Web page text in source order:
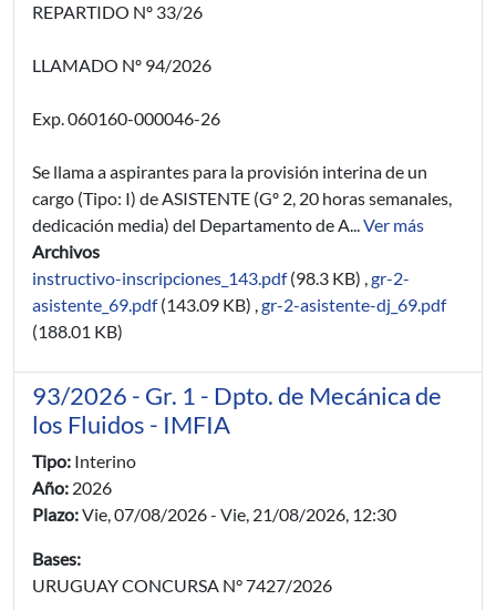
REPARTIDO Nº 33/26
LLAMADO Nº 94/2026
Exp. 060160-000046-26
Se llama a aspirantes para la provisión interina de un
cargo (Tipo: I) de ASISTENTE (Gº 2, 20 horas semanales,
dedicación media) del Departamento de A...Ver más
Archivos
instructivo-inscripciones_143.pdf (98.3 KB) ,gr-2-
asistente_69.pdf (143.09 KB) ,gr-2-asistente-dj_69.pdf
(188.01 KB)
93/2026 - Gr. 1 - Dpto. de Mecánica de
los Fluidos - IMFIA
Tipo: Interino
Año: 2026
Plazo:Vie, 07/08/2026- Vie, 21/08/2026, 12:30
Bases:
URUGUAY CONCURSA N° 7427/2026